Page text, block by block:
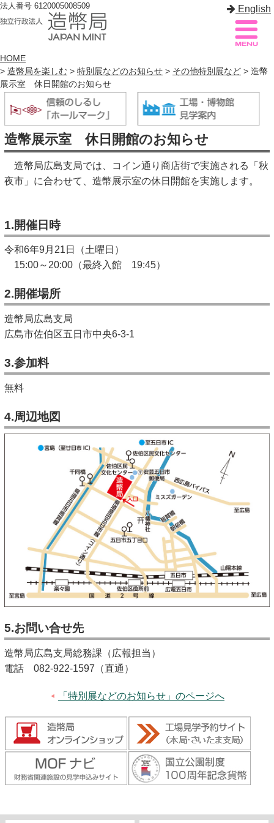
法人番号 6120005008509 English
造幣局案内 サイトマップ
トップページ
造幣局について
造幣事業を知る
造幣局を楽しむ
造幣局製品を買う
公式SNS
HOME
> 造幣局を楽しむ > 特別展などのお知らせ > その他特別展など > 造幣
展示室 休日開館のお知らせ
造幣展示室 休日開館のお知らせ
造幣局広島支局では、コイン通り商店街で実施される「秋
夜市」に合わせて、造幣展示室の休日開館を実施します。
1.開催日時
令和6年9月21日（土曜日）
15:00～20:00（最終入館 19:45）
2.開催場所
造幣局広島支局
広島市佐伯区五日市中央6-3-1
3.参加料
無料
4.周辺地図
5.お問い合せ先
造幣局広島支局総務課（広報担当）
電話 082-922-1597（直通）
「特別展などのお知らせ」のページへ